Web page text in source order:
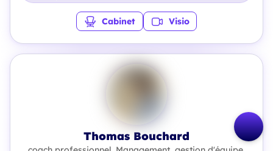
Cabinet Visio
Thomas Bouchard